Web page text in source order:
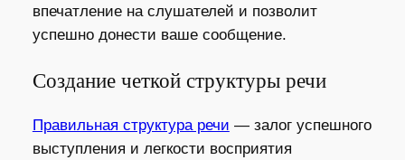
впечатление на слушателей и позволит
успешно донести ваше сообщение.
Создание четкой структуры речи
Правильная структура речи — залог успешного
выступления и легкости восприятия